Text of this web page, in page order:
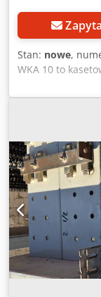
Stan: nowe,
WKA 10 to
wodnym firmy
ogrzewania. Do
montażu,
Klimatyzator z
czystych i
urządzenia
konserwacji.
miejsca
Sprawdź również